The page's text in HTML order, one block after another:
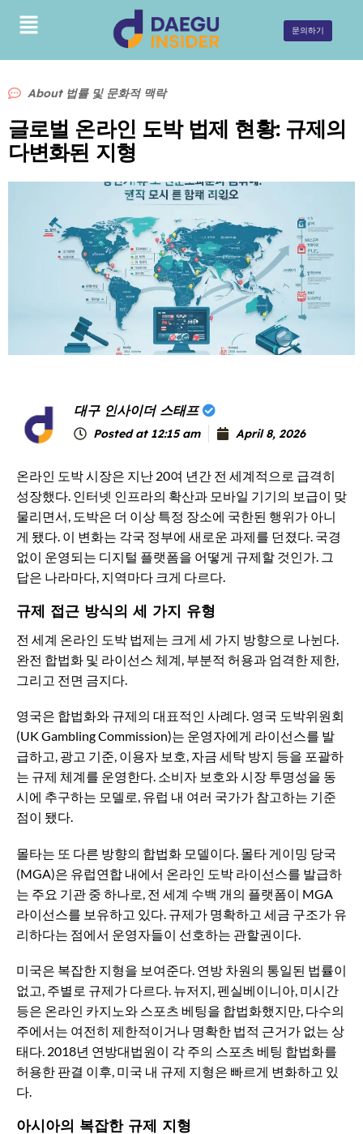
문의하기
About 법률 및 문화적 맥락
글로벌 온라인 도박 법제 현황: 규제의
다변화된 지형
대구 인사이더 스태프
Posted at 12:15 am April 8, 2026
온라인 도박 시장은 지난 20여 년간 전 세계적으로 급격히
성장했다. 인터넷 인프라의 확산과 모바일 기기의 보급이 맞
물리면서, 도박은 더 이상 특정 장소에 국한된 행위가 아니
게 됐다. 이 변화는 각국 정부에 새로운 과제를 던졌다. 국경
없이 운영되는 디지털 플랫폼을 어떻게 규제할 것인가. 그
답은 나라마다, 지역마다 크게 다르다.
규제 접근 방식의 세 가지 유형
전 세계 온라인 도박 법제는 크게 세 가지 방향으로 나뉜다.
완전 합법화 및 라이선스 체계, 부분적 허용과 엄격한 제한,
그리고 전면 금지다.
영국은 합법화와 규제의 대표적인 사례다. 영국 도박위원회
(UK Gambling Commission)는 운영자에게 라이선스를 발
급하고, 광고 기준, 이용자 보호, 자금 세탁 방지 등을 포괄하
는 규제 체계를 운영한다. 소비자 보호와 시장 투명성을 동
시에 추구하는 모델로, 유럽 내 여러 국가가 참고하는 기준
점이 됐다.
몰타는 또 다른 방향의 합법화 모델이다. 몰타 게이밍 당국
(MGA)은 유럽연합 내에서 온라인 도박 라이선스를 발급하
는 주요 기관 중 하나로, 전 세계 수백 개의 플랫폼이 MGA
라이선스를 보유하고 있다. 규제가 명확하고 세금 구조가 유
리하다는 점에서 운영자들이 선호하는 관할권이다.
미국은 복잡한 지형을 보여준다. 연방 차원의 통일된 법률이
없고, 주별로 규제가 다르다. 뉴저지, 펜실베이니아, 미시간
등은 온라인 카지노와 스포츠 베팅을 합법화했지만, 다수의
주에서는 여전히 제한적이거나 명확한 법적 근거가 없는 상
태다. 2018년 연방대법원이 각 주의 스포츠 베팅 합법화를
허용한 판결 이후, 미국 내 규제 지형은 빠르게 변화하고 있
다.
아시아의 복잡한 규제 지형